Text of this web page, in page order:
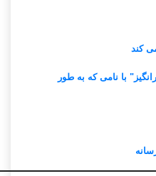
با نامی که به طور